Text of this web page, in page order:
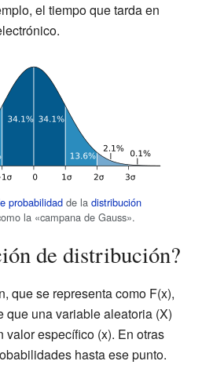
el tiempo que tarda en
probabilidad de la distribución
la «campana de Gauss».
de distribución?
que se representa como F(x),
que una variable aleatoria (X)
valor específico (x). En otras
hasta ese punto.